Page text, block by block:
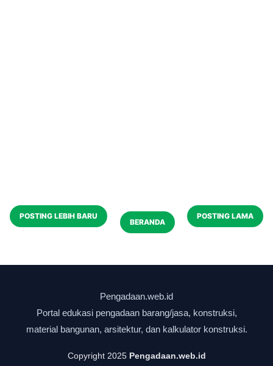
POSTING LEBIH BARU POSTING LAMA
BERANDA
Copyright 2025 Pengadaan.web.id